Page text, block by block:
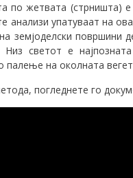
по жетвата (стрништа)
анализи упатуваат на
земјоделски површини
светот е најпозната
на околната
погледнете го